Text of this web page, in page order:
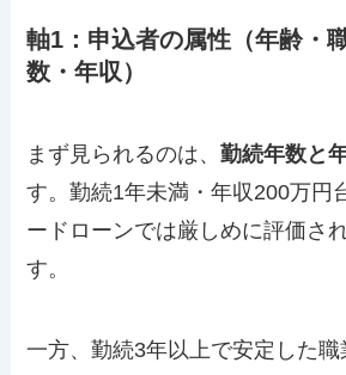
軸1：申込者の属性（年齢・
数・年収）
まず見られるのは、勤続年数と
す。勤続1年未満・年収200万円
ードローンでは厳しめに評価さ
す。
一方、勤続3年以上で安定した